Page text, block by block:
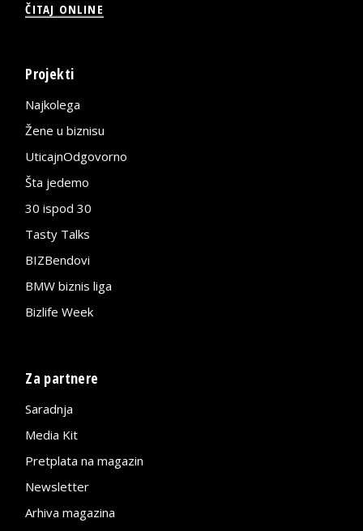
ČITAJ ONLINE
Projekti
Najkolega
Žene u biznisu
UticajnOdgovorno
Šta jedemo
30 ispod 30
Tasty Talks
BIZBendovi
BMW biznis liga
Bizlife Week
Za partnere
Saradnja
Media Kit
Pretplata na magazin
Newsletter
Arhiva magazina